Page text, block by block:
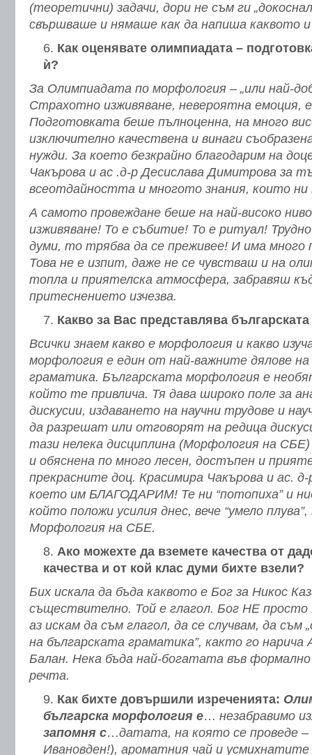
(теоретични) задачи, дори не съм ги
свършваше и нямаше как да напиша каквото и
Как оценявате олимпиадата –
ѝ?
За Олимпиадата по морфология – „или най-
Страхотно изживяване, невероятна емоция,
Подготовката беше пълноценна, на много
изключително качествена и винаги
нужди. За което безкрайно благодарим на
Чакърова и ас .д-р Десислава Димитрова за
всеотдайността и многото знания, които ни
А самото провеждане беше на най-високо
изживяване! То е събитие! То е ритуал!
думи, то трябва да се преживее! И има много
Това не е изпит, даже не се чувстваш и на
топла и приятелска атмосфера, забравяш
притеснението изчезва.
Какво за Вас представлява
Всички знаем какво е морфология и какво
морфология е един от най-важните дялове на
граматика. Българската морфология е
който те привлича. Тя дава широко поле за
дискусии, издаването на научни трудове и
да разрешат или отговорят на редица
тази нелека дисциплина (Морфология на
и обяснена по много лесен, достъпен и
прекрасните доц. Красимира Чакърова и ас.
което им БЛАГОДАРИМ! Те ни “потопиха” и
който положи усилия днес, вече “умело
Морфология на СБЕ.
Ако можехте да вземете качества от
качества и от кой клас думи бихте взели?
Бих искала да бъда каквото е Бог за Никос
съществително. Той е глагол. Бог НЕ просто
аз искам да съм глагол, да се случвам, да
на българската граматика”, както го нарича
Балан. Нека бъда най-богатата във
речта.
Как бихте довършили изреченията:
българска морфология е… незабравимо
запомня с…датата, на която се проведе –
Ивановден!), ароматния чай и